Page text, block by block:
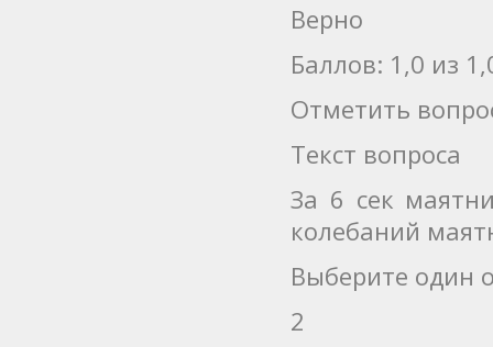
Верно
Баллов: 1,0 из
Отметить
Текст вопроса
За 6 сек
колебаний
Выберите один
2